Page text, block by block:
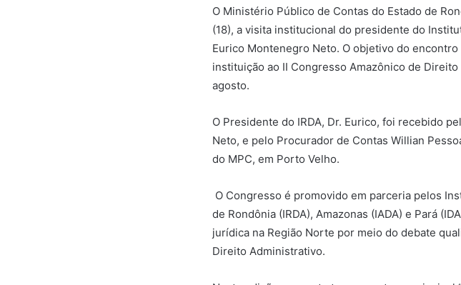
O Ministério Público de Contas do Estado de
(18), a visita institucional do presidente do
Eurico Montenegro Neto. O objetivo do
instituição ao II Congresso Amazônico de
agosto.
O Presidente do IRDA, Dr. Eurico, foi recebido
Neto, e pelo Procurador de Contas Willian
do MPC, em Porto Velho.
O Congresso é promovido em parceria pelos
de Rondônia (IRDA), Amazonas (IADA) e Pará
jurídica na Região Norte por meio do debate
Direito Administrativo.